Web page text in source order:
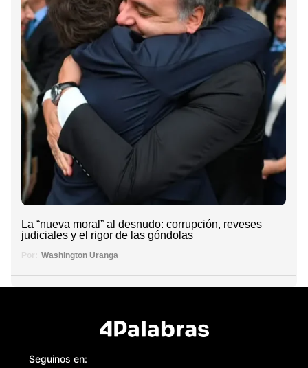
La “nueva moral” al desnudo: corrupción, reveses
judiciales y el rigor de las góndolas
Por: Washington Uranga
Seguinos en: